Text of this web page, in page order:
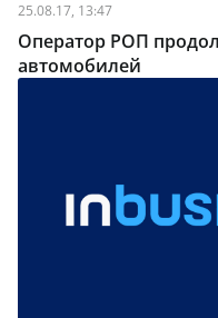
25.08.17, 13:47
Оператор РОП
автомобилей